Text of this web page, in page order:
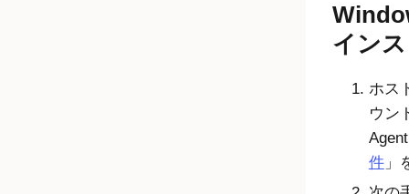
イン
ホス
ウン
Agent
件」